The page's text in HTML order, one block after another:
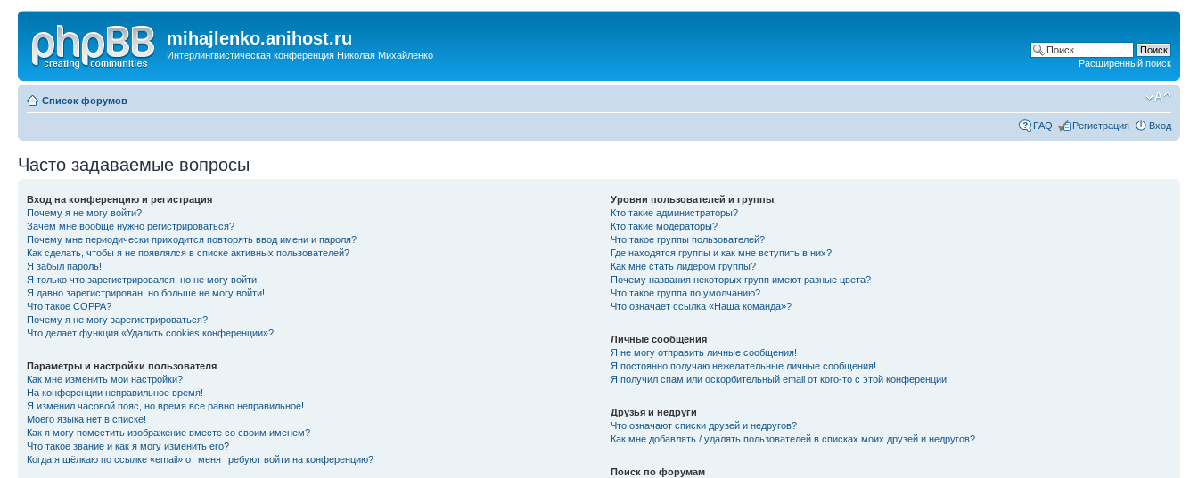
mihajlenko.anihost.ru
Интерлингвистическая конференция Николая Михайленко
Расширенный поиск
Список форумов
FAQ Регистрация Вход
Часто задаваемые вопросы
Вход на конференцию и регистрация
Почему я не могу войти?
Зачем мне вообще нужно регистрироваться?
Почему мне периодически приходится повторять ввод имени и пароля?
Как сделать, чтобы я не появлялся в списке активных пользователей?
Я забыл пароль!
Я только что зарегистрировался, но не могу войти!
Я давно зарегистрирован, но больше не могу войти!
Что такое COPPA?
Почему я не могу зарегистрироваться?
Что делает функция «Удалить cookies конференции»?
Параметры и настройки пользователя
Как мне изменить мои настройки?
На конференции неправильное время!
Я изменил часовой пояс, но время все равно неправильное!
Моего языка нет в списке!
Как я могу поместить изображение вместе со своим именем?
Что такое звание и как я могу изменить его?
Когда я щёлкаю по ссылке «email» от меня требуют войти на конференцию?
Уровни пользователей и группы
Кто такие администраторы?
Кто такие модераторы?
Что такое группы пользователей?
Где находятся группы и как мне вступить в них?
Как мне стать лидером группы?
Почему названия некоторых групп имеют разные цвета?
Что такое группа по умолчанию?
Что означает ссылка «Наша команда»?
Личные сообщения
Я не могу отправить личные сообщения!
Я постоянно получаю нежелательные личные сообщения!
Я получил спам или оскорбительный email от кого-то с этой конференции!
Друзья и недруги
Что означают списки друзей и недругов?
Как мне добавлять / удалять пользователей в списках моих друзей и недругов?
Поиск по форумам